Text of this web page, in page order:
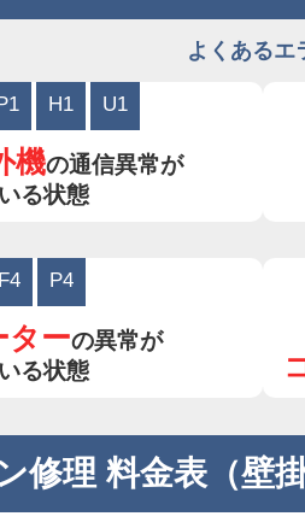
よくあるエ
H1 U1
機の通信異常が
る状態
F4 P4
ターの異常が
る状態
修理 料金表（壁